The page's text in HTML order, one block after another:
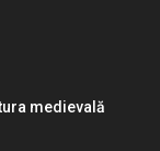
medievală